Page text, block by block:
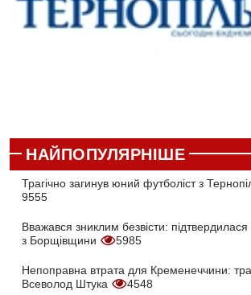
НАЙПОПУЛЯРНІШЕ
Трагічно загинув юний футболіст з
9555
Вважався зниклим безвісти: підтвердилася
з Борщівщини
5985
Непоправна втрата для Кременеччини:
Всеволод Штука
4548